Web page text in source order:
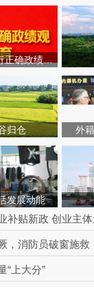
归仓 外
发展动能
补贴新政 创业主
，消防员破窗施救
“上大分”